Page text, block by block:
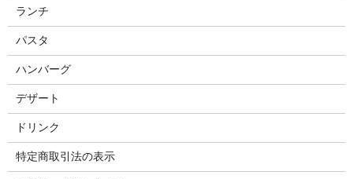
ランチ
パスタ
ハンバーグ
デザート
ドリンク
特定商取引法の表示